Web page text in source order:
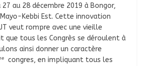
au 28 décembre 2019 à Bongor,
Kebbi Est. Cette innovation
veut rompre avec une vieille
que tous les Congrès se déroulent à
ainsi donner un caractère
congres, en impliquant tous les